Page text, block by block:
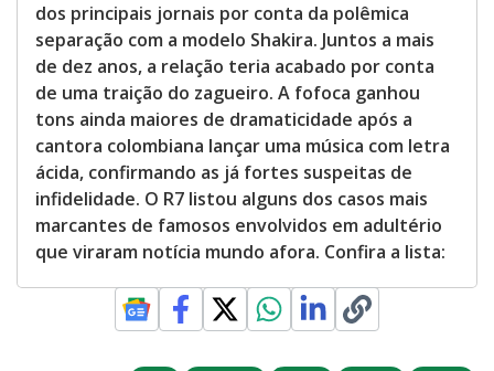
dos principais jornais por conta da polêmica
separação com a modelo Shakira. Juntos a mais
de dez anos, a relação teria acabado por conta
de uma traição do zagueiro. A fofoca ganhou
tons ainda maiores de dramaticidade após a
cantora colombiana lançar uma música com letra
ácida, confirmando as já fortes suspeitas de
infidelidade. O R7 listou alguns dos casos mais
marcantes de famosos envolvidos em adultério
que viraram notícia mundo afora. Confira a lista: